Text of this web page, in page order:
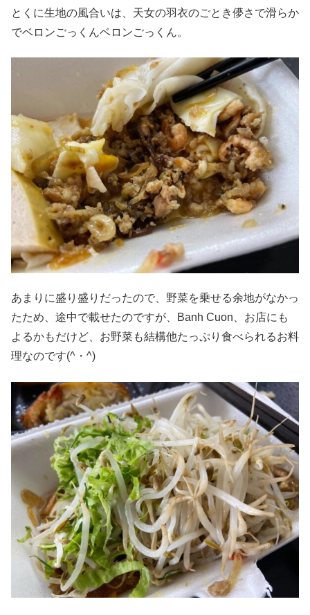
とくに生地の風合いは、天女の羽衣のごとき儚さで滑らか
でベロンごっくんベロンごっくん。
あまりに盛り盛りだったので、野菜を乗せる余地がなかっ
たため、途中で載せたのですが、Banh Cuon、お店にも
よるかもだけど、お野菜も結構他たっぷり食べられるお料
理なのです(^・^)